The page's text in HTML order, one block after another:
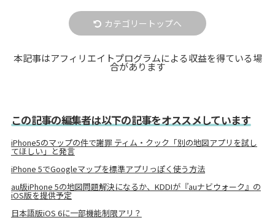
カテゴリートップへ
本記事はアフィリエイトプログラムによる収益を得ている場
合があります
この記事の編集者は以下の記事をオススメしています
iPhone5のマップの件で謝罪 ティム・クック「別の地図アプリを試し
てほしい」と発言
iPhone 5でGoogleマップを標準アプリっぽく使う方法
au版iPhone 5の地図問題解決になるか、KDDIが『auナビウォーク』の
iOS版を提供予定
日本語版iOS 6に一部機能制限アリ？